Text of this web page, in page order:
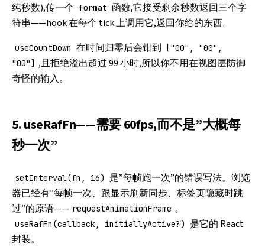
纯秒数),传一个 format 函数,它接受剩余秒数返回三个字
符串——hook 在每个 tick 上调用它,返回你给的东西。
useCountDown 在时间归零后会钳到
["00", "00",
"00"] ,且拒绝溢出超过 99 小时,所以你不用在视图层防御
奇怪的输入。
5. useRafFn——需要 60fps,而不是”大概每
秒一次”
setInterval(fn, 16)
是”每帧跑一次”的错误写法。浏览
器已经有”每帧一次、跟显示刷新同步、标签页隐藏时跳
过”的原语—— requestAnimationFrame 。
useRafFn(callback, initiallyActive?)
是它的 React
封装。